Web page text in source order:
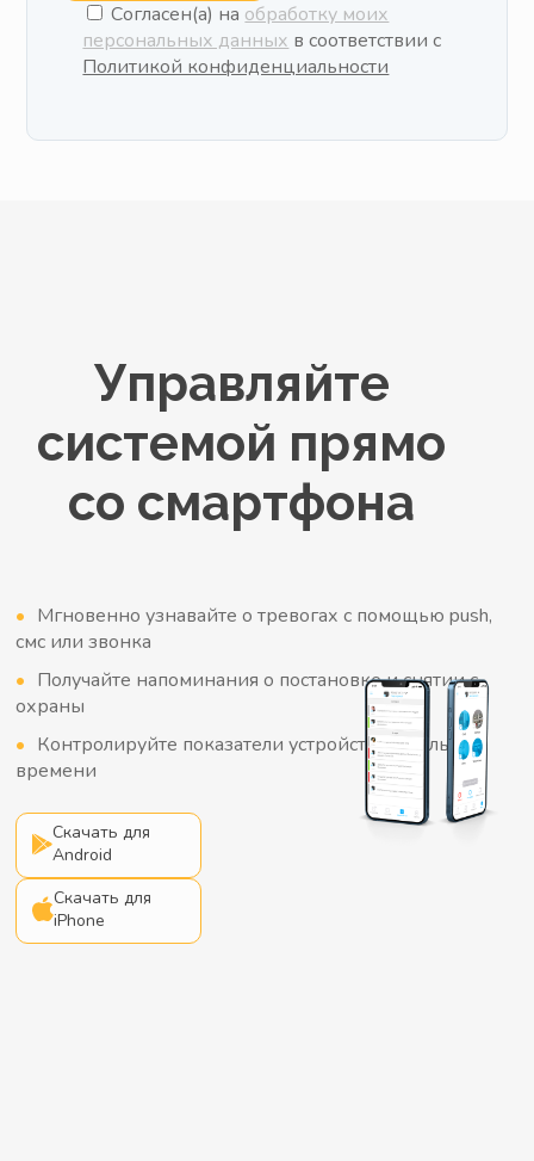
Согласен(а) на обработку моих
персональных данных в соответствии с
Политикой конфиденциальности
Управляйте
системой прямо
со смартфона
Мгновенно узнавайте о тревогах с помощью push,
смс или звонка
Получайте напоминания о постановке и снятии с
охраны
Контролируйте показатели устройств в реальном
времени
Скачать для
Android
Скачать для
iPhone